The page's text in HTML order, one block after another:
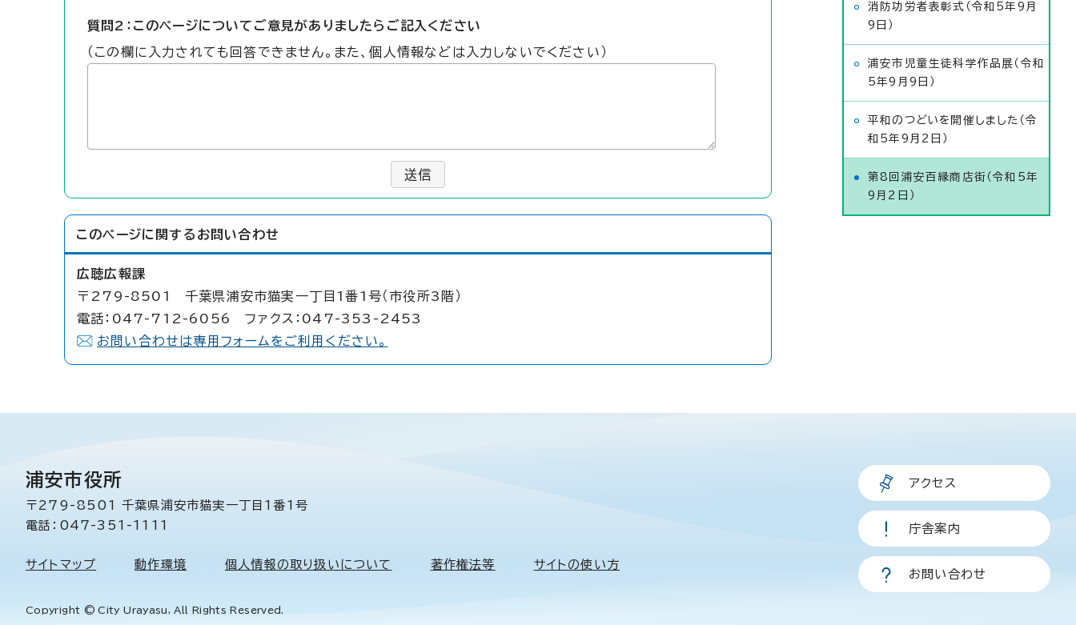
質問2：このページについてご意見がありましたらご記入ください
（この欄に入力されても回答できません。また、個人情報などは入力しないでください）
送信
このページに関する お問い合わせ
広聴広報課
〒279-8501 千葉県浦安市猫実一丁目1番1号（市役所3階）
電話：047-712-6056 ファクス：047-353-2453
お問い合わせは専用フォームをご利用ください。
消防功労者表彰式（令和5年9月
9日）
浦安市児童生徒科学作品展（令和
5年9月9日）
平和のつどいを開催しました（令
和5年9月2日）
第8回浦安百縁商店街（令和5年
9月2日）
浦安市役所
〒279-8501 千葉県浦安市猫実一丁目1番1号
電話：047-351-1111
サイトマップ 動作環境 個人情報の取り扱いについて 著作権法等 サイトの使い方
アクセス
庁舎案内
お問い合わせ
Copyright © City Urayasu, All Rights Reserved.